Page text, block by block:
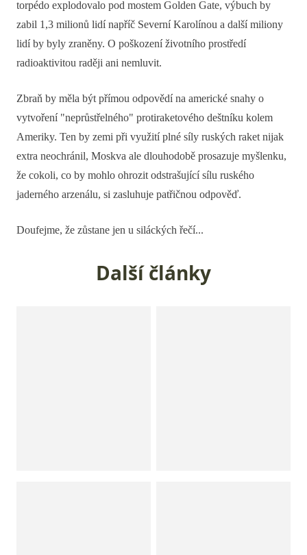
torpédo explodovalo pod mostem Golden Gate, výbuch by
zabil 1,3 milionů lidí napříč Severní Karolínou a další miliony
lidí by byly zraněny. O poškození životního prostředí
radioaktivitou raději ani nemluvit.
Zbraň by měla být přímou odpovědí na americké snahy o
vytvoření "neprůstřelného" protiraketového deštníku kolem
Ameriky. Ten by zemi při využití plné síly ruských raket nijak
extra neochránil, Moskva ale dlouhodobě prosazuje myšlenku,
že cokoli, co by mohlo ohrozit odstrašující sílu ruského
jaderného arzenálu, si zasluhuje patřičnou odpověď.
Doufejme, že zůstane jen u siláckých řečí...
Další články